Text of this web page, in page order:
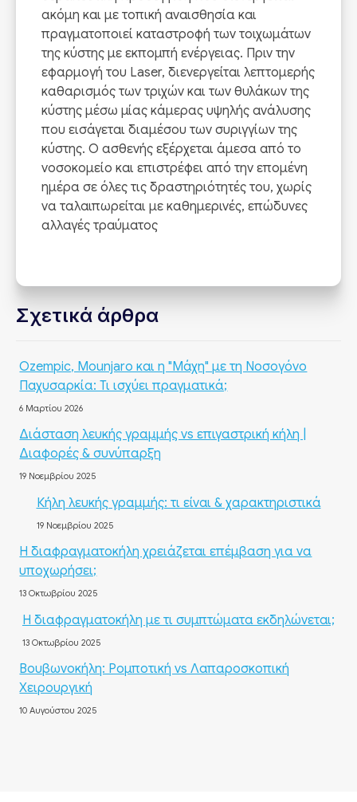
ακόμη και με τοπική αναισθησία και
πραγματοποιεί καταστροφή των τοιχωμάτων
της κύστης με εκπομπή ενέργειας. Πριν την
εφαρμογή του Laser, διενεργείται λεπτομερής
καθαρισμός των τριχών και των θυλάκων της
κύστης μέσω μίας κάμερας υψηλής ανάλυσης
που εισάγεται διαμέσου των συριγγίων της
κύστης. Ο ασθενής εξέρχεται άμεσα από το
νοσοκομείο και επιστρέφει από την επομένη
ημέρα σε όλες τις δραστηριότητές του, χωρίς
να ταλαιπωρείται με καθημερινές, επώδυνες
αλλαγές τραύματος
Σχετικά άρθρα
Ozempic, Mounjaro και η "Μάχη" με τη Νοσογόνο
Παχυσαρκία: Τι ισχύει πραγματικά;
6 Μαρτίου 2026
Διάσταση λευκής γραμμής vs επιγαστρική κήλη |
Διαφορές & συνύπαρξη
19 Νοεμβρίου 2025
Κήλη λευκής γραμμής: τι είναι & χαρακτηριστικά
19 Νοεμβρίου 2025
Η διαφραγματοκήλη χρειάζεται επέμβαση για να
υποχωρήσει;
13 Οκτωβρίου 2025
Η διαφραγματοκήλη με τι συμπτώματα εκδηλώνεται;
13 Οκτωβρίου 2025
Βουβωνοκήλη: Ρομποτική vs Λαπαροσκοπική
Χειρουργική
10 Αυγούστου 2025